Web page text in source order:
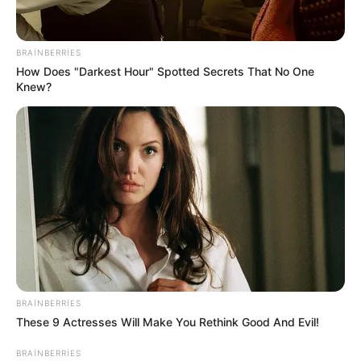
66 0 0
17:55 / 06 Avqust 2026
Azərbaycanda BOKTləğv olundu
BRAINBERRIES
How Does "Darkest Hour" Spotted Secrets That No One
Knew?
BRAINBERRIES
These 9 Actresses Will Make You Rethink Good And Evil!
BRAINBERRIES